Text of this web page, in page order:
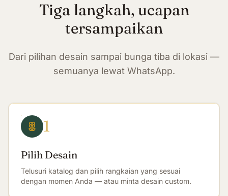
Tiga langkah, ucapan
tersampaikan
Dari pilihan desain sampai bunga tiba di lokasi —
semuanya lewat WhatsApp.
1
Pilih Desain
Telusuri katalog dan pilih rangkaian yang sesuai
dengan momen Anda — atau minta desain custom.